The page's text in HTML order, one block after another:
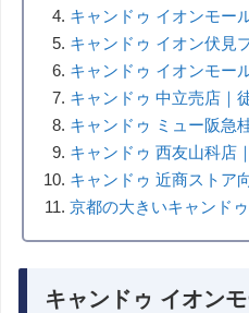
キャンドゥ イオンモー
キャンドゥ イオン伏見
キャンドゥ イオンモー
キャンドゥ 中立売店｜
キャンドゥ ミュー阪急
キャンドゥ 西友山科店
キャンドゥ 近商ストア
京都の大きいキャンド
キャンドゥ イオン